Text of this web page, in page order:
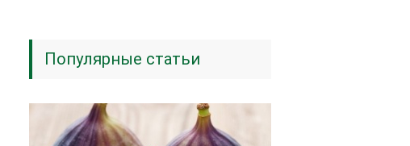
Популярные статьи